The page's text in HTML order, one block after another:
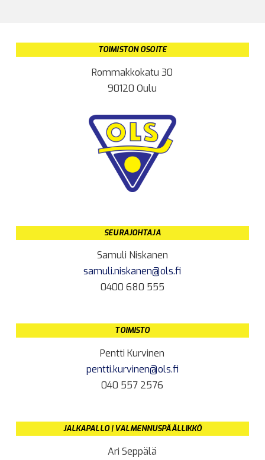
TOIMISTON OSOITE
Rommakkokatu 30
90120 Oulu
SEURAJOHTAJA
Samuli Niskanen
samuli.niskanen@ols.fi
0400 680 555
TOIMISTO
Pentti Kurvinen
pentti.kurvinen@ols.fi
040 557 2576
JALKAPALLO | VALMENNUSPÄÄLLIKKÖ
Ari Seppälä